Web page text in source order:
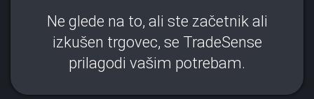
Ne glede na to, ali ste začetnik ali
izkušen trgovec, se TradeSense
prilagodi vašim potrebam.